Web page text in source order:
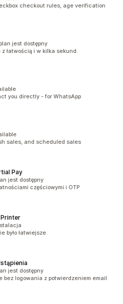
checkout rules, age verification
jest dostępny
łatwością i w kilka sekund.
you directly - for WhatsApp
sales, and scheduled sales
Pay
jest dostępny
częściowymi i OTP
było łatwiejsze.
jest dostępny
bez logowania z potwierdzeniem email